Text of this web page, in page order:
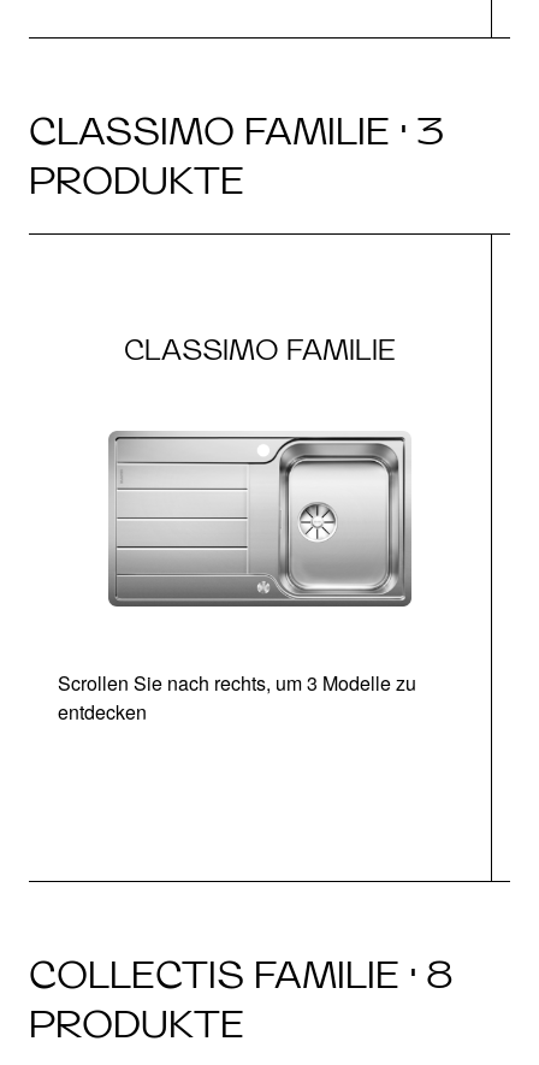
CLASSIMO FAMILIE · 3
PRODUKTE
CLASSIMO FAMILIE
Scrollen Sie nach rechts, um 3 Modelle zu
entdecken
COLLECTIS FAMILIE · 8
PRODUKTE